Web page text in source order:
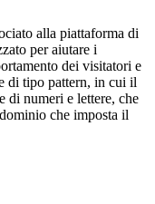
alla piattaforma di
per aiutare i
dei visitatori e
di tipo pattern, in cui il
di numeri e lettere, che
che imposta il